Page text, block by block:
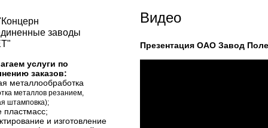
заводы
услуги по
заказов:
металлообработка
металлов резанием,
штамповка);
пластмасс;
и изготовление
Видео
Презентация ОАО Завод